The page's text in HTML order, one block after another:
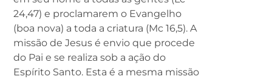
24,47) e proclamarem o Evangelho
(boa nova) a toda a criatura (Mc 16,5). A
missão de Jesus é envio que procede
do Pai e se realiza sob a ação do
Espírito Santo. Esta é a mesma missão